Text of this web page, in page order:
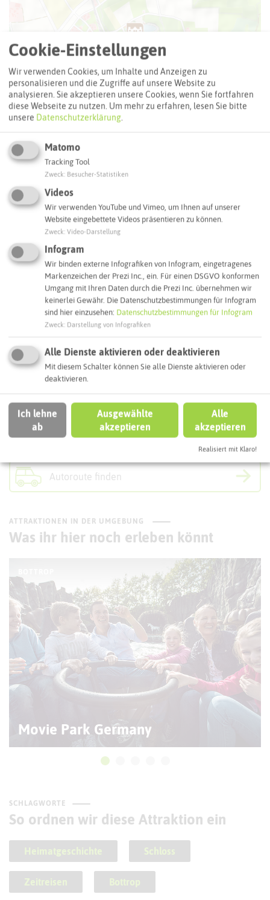
Adresse:
Schloss Beck
Am Dornbusch 39
46244 Bottrop
Webseite
Webseite
Interaktive Karte
ÖPNV-Route finden
Autoroute finden
ATTRAKTIONEN IN DER UMGEBUNG
Was ihr hier noch erleben könnt
Movie Park Germany
SCHLAGWORTE
So ordnen wir diese Attraktion ein
Heimatgeschichte Schloss
Zeitreisen Bottrop
Cookie-Einstellungen
Wir verwenden Cookies, um Inhalte und Anzeigen zu
personalisieren und die Zugriffe auf unsere Website zu
analysieren. Sie akzeptieren unsere Cookies, wenn Sie fortfahren
diese Webseite zu nutzen. Um mehr zu erfahren, lesen Sie bitte
unsere Datenschutzerklärung.
Matomo
Tracking Tool
Zweck Besucher-Statistiken
Videos
Wir verwenden YouTube und Vimeo, um Ihnen auf unserer
Website eingebettete Videos präsentieren zu können.
Zweck Video-Darstellung
Infogram
Wir binden externe Infografiken von Infogram, eingetragenes
Markenzeichen der Prezi Inc., ein. Für einen DSGVO konformen
Umgang mit Ihren Daten durch die Prezi Inc. übernehmen wir
keinerlei Gewähr. Die Datenschutzbestimmungen für Infogram
sind hier einzusehen: Datenschutzbestimmungen für Infogram
Zweck Darstellung von Infografiken
Alle Dienste aktivieren oder deaktivieren
Mit diesem Schalter können Sie alle Dienste aktivieren oder
deaktivieren.
Ich lehne
ab
Ausgewählte
akzeptieren
Alle
akzeptieren
Realisiert mit Klaro!